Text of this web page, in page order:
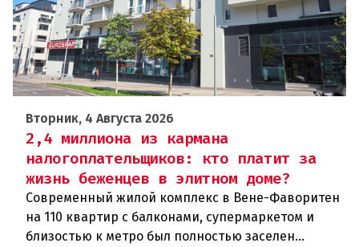
Вторник, 4 Августа 2026
2,4 миллиона из кармана
налогоплательщиков: кто платит за
жизнь беженцев в элитном доме?
Современный жилой комплекс в Вене-Фаворитен
на 110 квартир с балконами, супермаркетом и
близостью к метро был полностью заселен